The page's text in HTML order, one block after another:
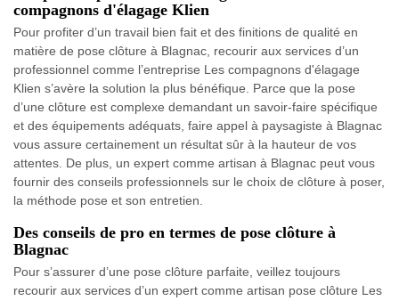
compagnons d'élagage Klien
Pour profiter d’un travail bien fait et des finitions de qualité en
matière de pose clôture à Blagnac, recourir aux services d’un
professionnel comme l’entreprise Les compagnons d'élagage
Klien s’avère la solution la plus bénéfique. Parce que la pose
d’une clôture est complexe demandant un savoir-faire spécifique
et des équipements adéquats, faire appel à paysagiste à Blagnac
vous assure certainement un résultat sûr à la hauteur de vos
attentes. De plus, un expert comme artisan à Blagnac peut vous
fournir des conseils professionnels sur le choix de clôture à poser,
la méthode pose et son entretien.
Des conseils de pro en termes de pose clôture à
Blagnac
Pour s’assurer d’une pose clôture parfaite, veillez toujours
recourir aux services d’un expert comme artisan pose clôture Les